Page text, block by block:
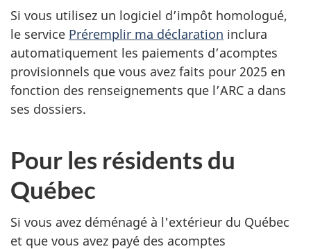
Si vous utilisez un logiciel d’impôt homologué,
le service Préremplir ma déclaration inclura
automatiquement les paiements d’acomptes
provisionnels que vous avez faits pour 2025 en
fonction des renseignements que l’ARC a dans
ses dossiers.
Pour les résidents du
Québec
Si vous avez déménagé à l'extérieur du Québec
et que vous avez payé des acomptes